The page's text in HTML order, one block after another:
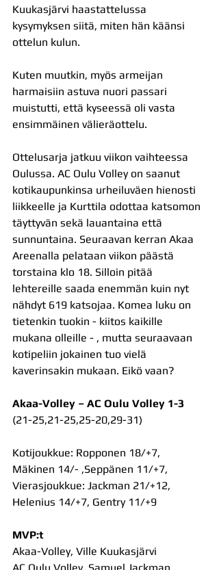
Kuukasjärvi haastattelussa
kysymyksen siitä, miten hän käänsi
ottelun kulun.
Kuten muutkin, myös armeijan
harmaisiin astuva nuori passari
muistutti, että kyseessä oli vasta
ensimmäinen välieräottelu.
Ottelusarja jatkuu viikon vaihteessa
Oulussa. AC Oulu Volley on saanut
kotikaupunkinsa urheiluväen hienosti
liikkeelle ja Kurttila odottaa katsomon
täyttyvän sekä lauantaina että
sunnuntaina. Seuraavan kerran Akaa
Areenalla pelataan viikon päästä
torstaina klo 18. Silloin pitää
lehtereille saada enemmän kuin nyt
nähdyt 619 katsojaa. Komea luku on
tietenkin tuokin - kiitos kaikille
mukana olleille - , mutta seuraavaan
kotipeliin jokainen tuo vielä
kaverinsakin mukaan. Eikö vaan?
Akaa-Volley – AC Oulu Volley 1-3
(21-25,21-25,25-20,29-31)
Kotijoukkue: Ropponen 18/+7,
Mäkinen 14/- ,Seppänen 11/+7,
Vierasjoukkue: Jackman 21/+12,
Helenius 14/+7, Gentry 11/+9
MVP:t
Akaa-Volley, Ville Kuukasjärvi